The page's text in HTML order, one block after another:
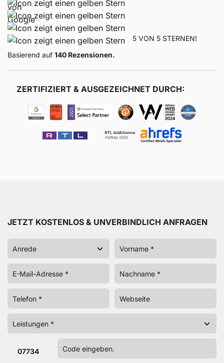
5 VON 5 STERNEN!
Basierend auf 140 Rezensionen.
ZERTIFIZIERT & AUSGEZEICHNET DURCH:
JETZT KOSTENLOS & UNVERBINDLICH ANFRAGEN
07734